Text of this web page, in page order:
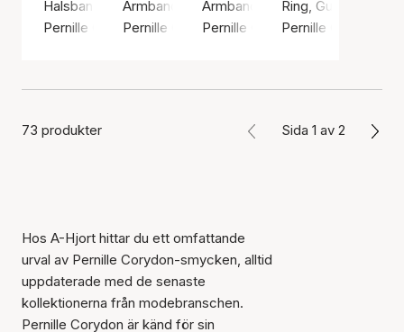
Halsband, Guldfärg / Guldpläterat sterlingsilver 925
Pernille Corydon
Armband, Silverfärg / Silver sterling 925
Pernille Corydon
Armband, Silverfärg / Silver
Pernille Corydon
Ring, Guldfärg /
Pernille Corydon
73 produkter Sida 1 av 2
Hos A-Hjort hittar du ett omfattande
urval av Pernille Corydon-smycken, alltid
uppdaterade med de senaste
kollektionerna från modebranschen.
Pernille Corydon är känd för sin